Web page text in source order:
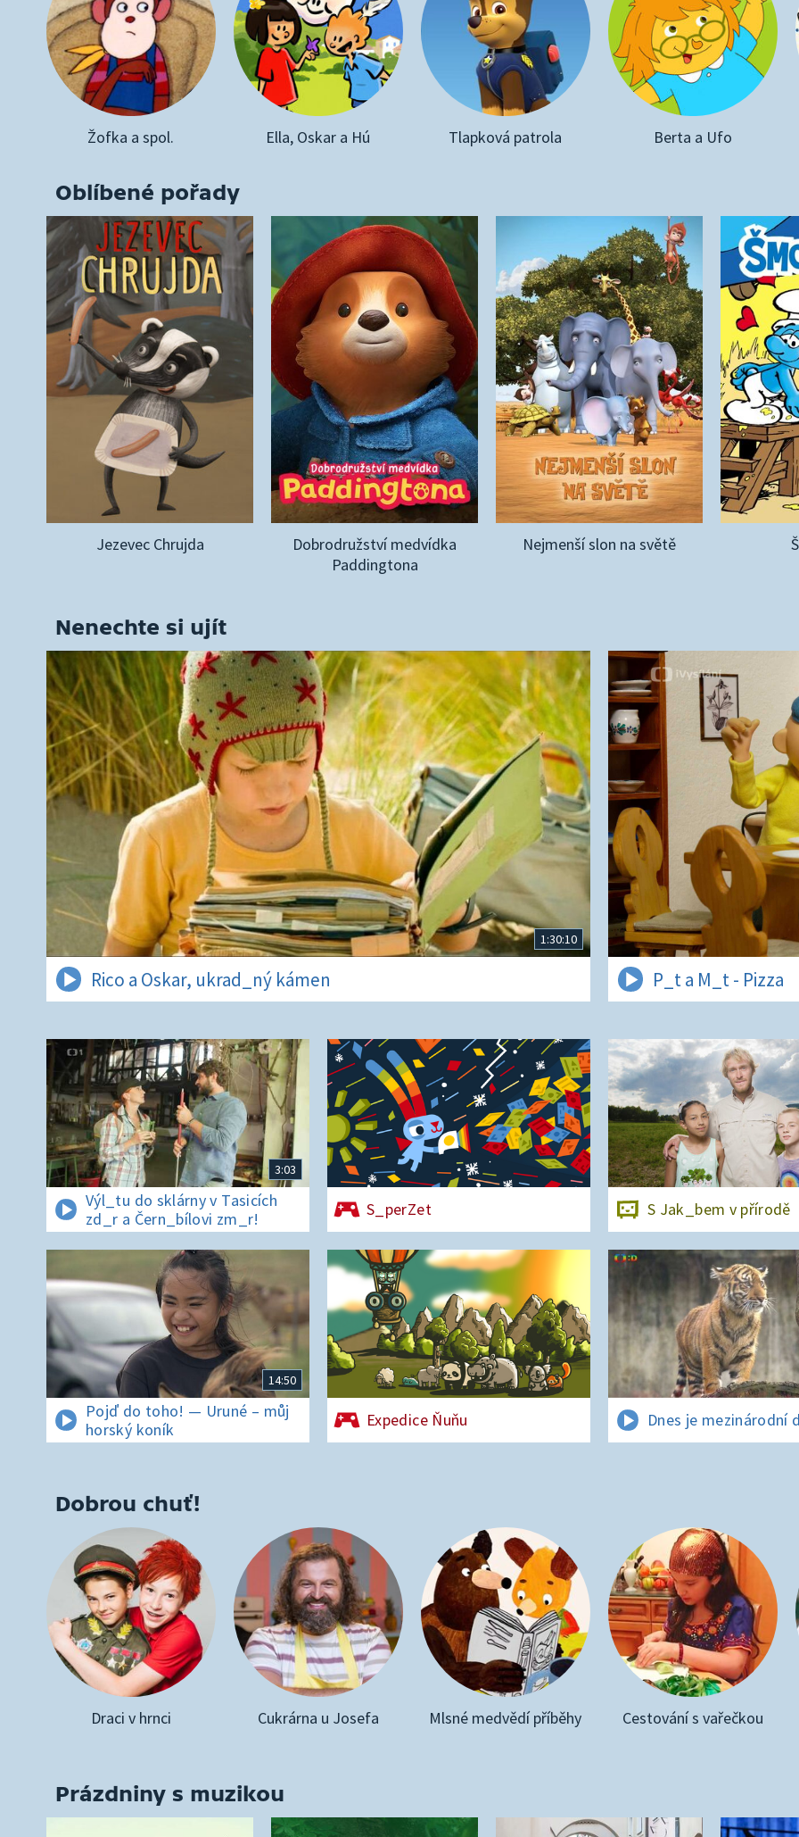
Žofka a spol. Ella, Oskar a Hú Tlapková patrola Berta a Ufo
Oblíbené pořady
Jezevec Chrujda
Dobrodružství medvídka
Paddingtona
Nejmenší slon na světě
Nenechte si ujít
1:30:10
Rico a Oskar, ukrad_ný kámen P_t a M_t - Pizza
3:03
Výl_tu do sklárny v Tasicích
zd_r a Čern_bílovi zm_r!
S_perZet S Jak_bem v přírodě
14:50
Pojď do toho! — Uruné – můj
horský koník
Expedice Ňuňu Dnes je mezinárodní
Dobrou chuť!
Draci v hrnci Cukrárna u Josefa Mlsné medvědí příběhy Cestování s vařečkou
Prázdniny s muzikou